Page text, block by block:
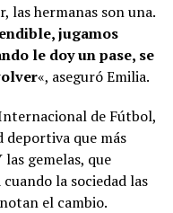
las hermanas son una.
jugamos
le doy un pase, se
«, aseguró Emilia.
de Fútbol,
que más
gemelas, que
la sociedad las
el cambio.